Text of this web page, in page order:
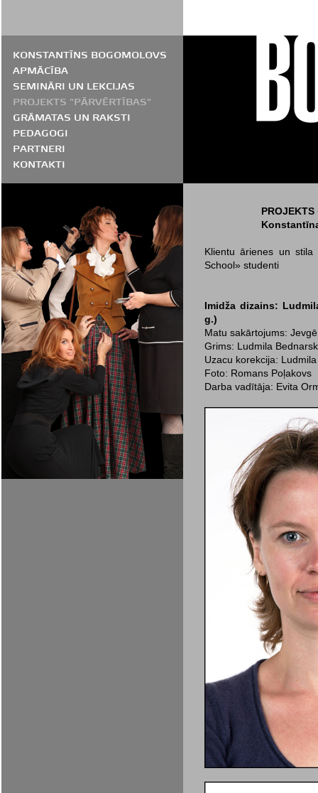
KONSTANTĪNS BOGOMOLOVS
APMĀCĪBA
SEMINĀRI UN LEKCIJAS
PROJEKTS "PĀRVĒRTĪBAS"
GRĀMATAS UN RAKSTI
PEDAGOGI
PARTNERI
KONTAKTI
Klientu ārienes un stila
School» studenti
Imidža dizains:
g.)
Matu sakārtojums:
Grims: Ludmila
Uzacu korekcija:
Foto: Romans Poļakovs
Darba vadītāja: Evita